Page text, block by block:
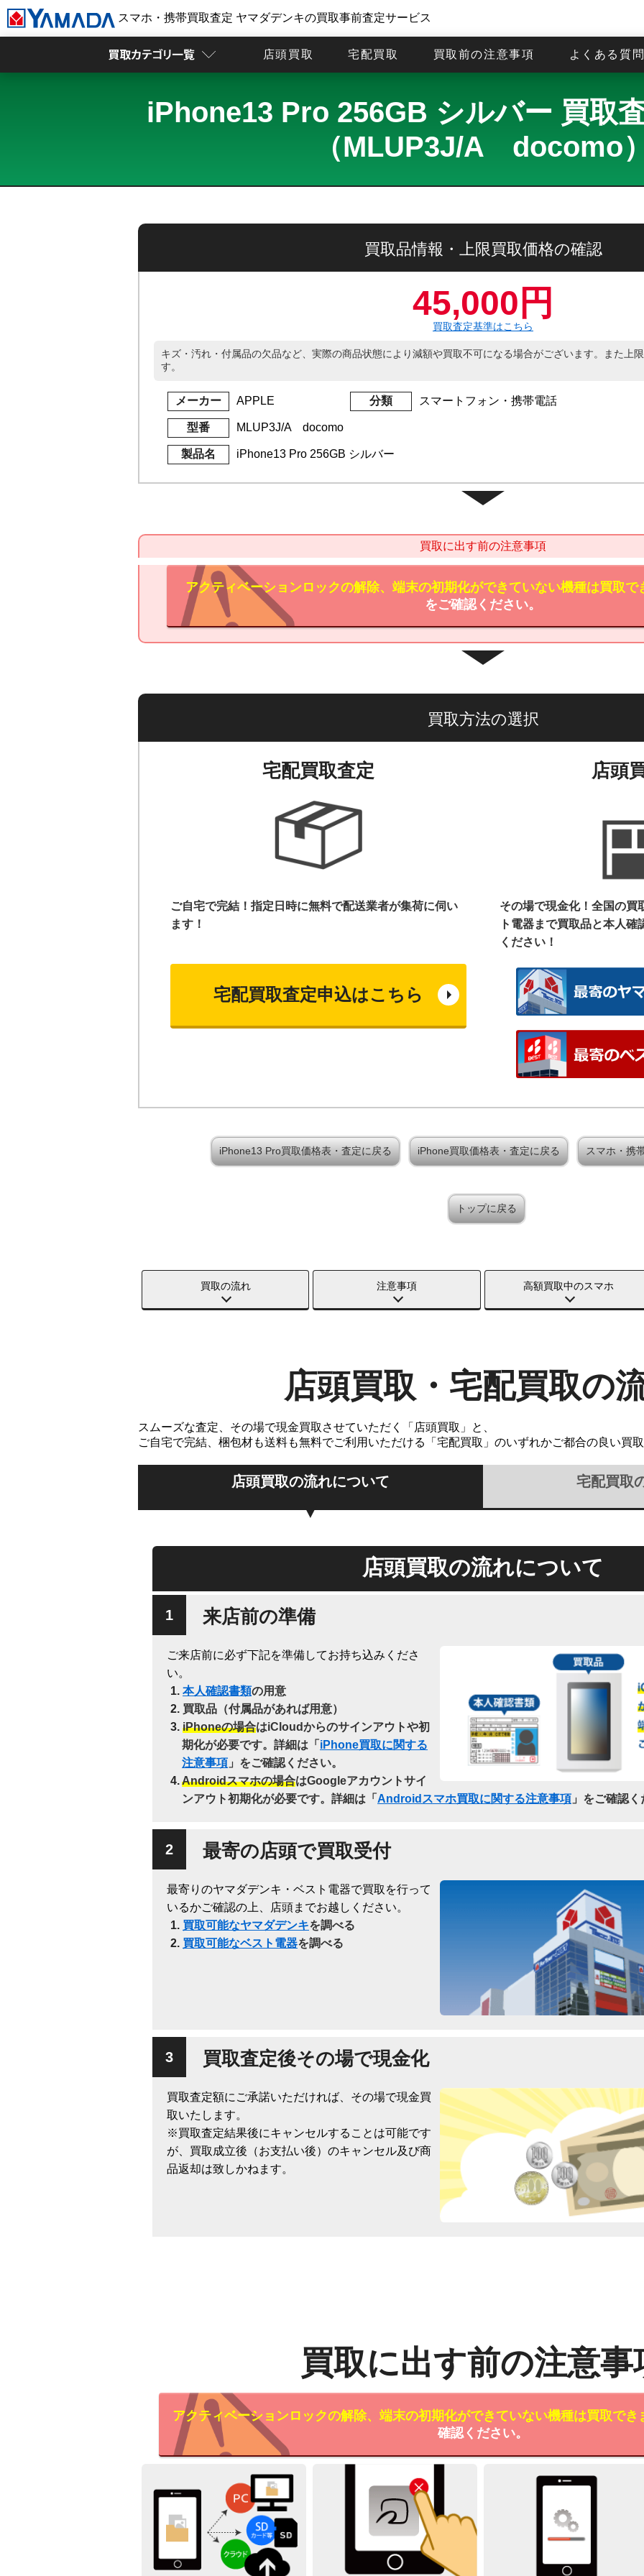
スマホ・携帯買取査定 ヤマダデンキの買取事前査定サービス
店頭買取 宅配買取 買取前の注意事項 よくある質
iPhone13 Pro 256GB シルバー 買取
（MLUP3J/A docomo
買取品情報・上限買取価格の確認
45,000円
買取査定基準はこちら
キズ・汚れ・付属品の欠品など、実際の商品状態により減額や買取不可になる場合がございます。また上
す。
メーカー APPLE 分類 スマートフォン・携帯電話
型番 MLUP3J/A docomo
製品名 iPhone13 Pro 256GB シルバー
買取に出す前の注意事項
アクティベーションロックの解除、端末の初期化ができていない機種は買取で
をご確認ください。
買取方法の選択
宅配買取査定
ご自宅で完結！指定日時に無料で配送業者が集荷に伺い
ます！
宅配買取査定申込はこちら
店頭
その場で現金化！全国の買
ト電器まで買取品と本人確
ください！
iPhone13 Pro買取価格表・査定に戻る iPhone買取価格表・査定に戻る スマホ・携
トップに戻る
買取の流れ 注意事項 高額買取中のスマホ
店頭買取・宅配買取の
スムーズな査定、その場で現金買取させていただく「店頭買取」と、
ご自宅で完結、梱包材も送料も無料でご利用いただける「宅配買取」のいずれかご都合の良い買
店頭買取の流れについて 宅配買取
店頭買取の流れについて
来店前の準備
ご来店前に必ず下記を準備してお持ち込みくださ
い。
本人確認書類の用意
買取品（付属品があれば用意）
iPhoneの場合はiCloudからのサインアウトや初
期化が必要です。詳細は「 iPhone買取に関する
注意事項 」をご確認ください。
Androidスマホの場合はGoogleアカウントサイ
ンアウト初期化が必要です。詳細は「 Androidスマホ買取に関する注意事項 」をご確認
最寄の店頭で買取受付
最寄りのヤマダデンキ・ベスト電器で買取を行って
いるかご確認の上、店頭までお越しください。
買取可能なヤマダデンキを調べる
買取可能なベスト電器を調べる
買取査定後その場で現金化
買取査定額にご承諾いただければ、その場で現金買
取いたします。
※買取査定結果後にキャンセルすることは可能です
が、買取成立後（お支払い後）のキャンセル及び商
品返却は致しかねます。
買取に出す前の注意事
アクティベーションロックの解除、端末の初期化ができていない機種は買取でき
確認ください。